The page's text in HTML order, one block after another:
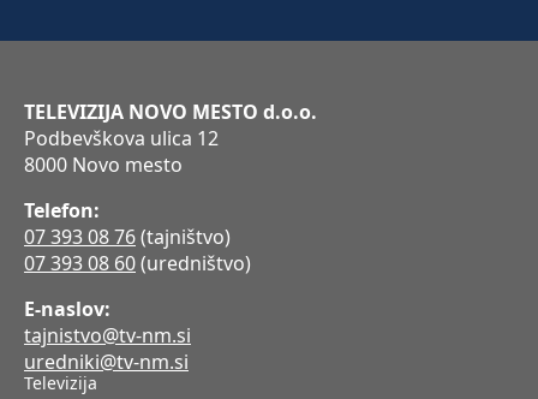
TELEVIZIJA NOVO MESTO d.o.o.
Podbevškova ulica 12
8000 Novo mesto
Telefon:
07 393 08 76(tajništvo)
07 393 08 60(uredništvo)
E-naslov:
tajnistvo@tv-nm.si
uredniki@tv-nm.si
Televizija